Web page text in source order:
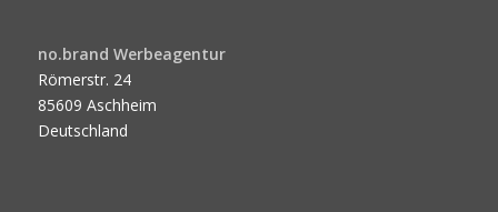
no.brand Werbeagentur
Römerstr. 24
85609 Aschheim
Deutschland